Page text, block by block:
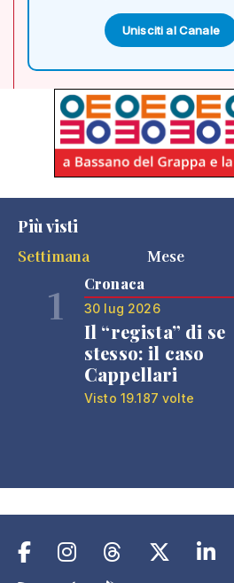
Unisciti al Canale
Più visti
Settimana
Mese
1 Cronaca
30 lug 2026
Il “regista” di se
stesso: il caso
Cappellari
Visto 19.187 volte